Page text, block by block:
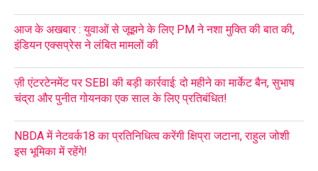
आज के अखबार : युवाओं से जूझने के लिए PM ने नशा मुक्ति की बात की,
इंडियन एक्सप्रेस ने लंबित मामलों की
ज़ी एंटरटेनमेंट पर SEBI की बड़ी कार्रवाई: दो महीने का मार्केट बैन, सुभाष
चंद्रा और पुनीत गोयनका एक साल के लिए प्रतिबंधित!
NBDA में नेटवर्क18 का प्रतिनिधित्व करेंगी क्षिप्रा जटाना, राहुल जोशी
इस भूमिका में रहेंगे!